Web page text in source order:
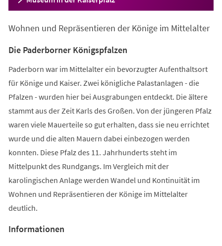
Wohnen und Repräsentieren der Könige im Mittelalter
Die Paderborner Königspfalzen
Paderborn war im Mittelalter ein bevorzugter Aufenthaltsort
für Könige und Kaiser. Zwei königliche Palastanlagen - die
Pfalzen - wurden hier bei Ausgrabungen entdeckt. Die ältere
stammt aus der Zeit Karls des Großen. Von der jüngeren Pfalz
waren viele Mauerteile so gut erhalten, dass sie neu errichtet
wurde und die alten Mauern dabei einbezogen werden
konnten. Diese Pfalz des 11. Jahrhunderts steht im
Mittelpunkt des Rundgangs. Im Vergleich mit der
karolingischen Anlage werden Wandel und Kontinuität im
Wohnen und Repräsentieren der Könige im Mittelalter
deutlich.
Informationen